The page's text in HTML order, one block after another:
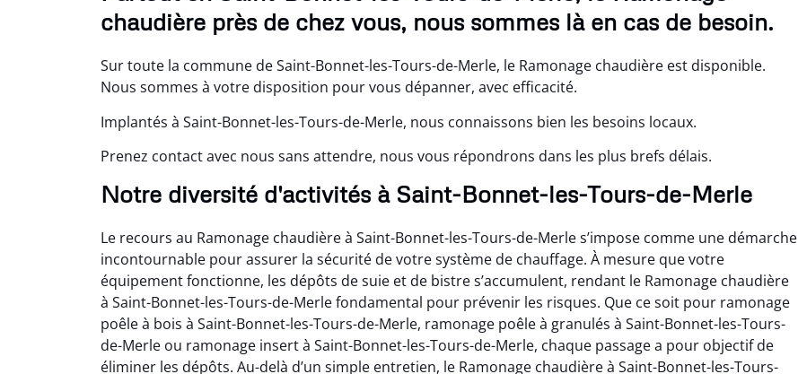
chaudière près de chez vous, nous sommes là en cas de besoin.
Sur toute la commune de Saint-Bonnet-les-Tours-de-Merle, le Ramonage chaudière est disponible.
Nous sommes à votre disposition pour vous dépanner, avec efficacité.
Implantés à Saint-Bonnet-les-Tours-de-Merle, nous connaissons bien les besoins locaux.
Prenez contact avec nous sans attendre, nous vous répondrons dans les plus brefs délais.
Notre diversité d'activités à Saint-Bonnet-les-Tours-de-Merle
Le recours au Ramonage chaudière à Saint-Bonnet-les-Tours-de-Merle s’impose comme une démarche
incontournable pour assurer la sécurité de votre système de chauffage. À mesure que votre
équipement fonctionne, les dépôts de suie et de bistre s’accumulent, rendant le Ramonage chaudière
à Saint-Bonnet-les-Tours-de-Merle fondamental pour prévenir les risques. Que ce soit pour ramonage
poêle à bois à Saint-Bonnet-les-Tours-de-Merle, ramonage poêle à granulés à Saint-Bonnet-les-Tours-
de-Merle ou ramonage insert à Saint-Bonnet-les-Tours-de-Merle, chaque passage a pour objectif de
éliminer les dépôts. Au-delà d’un simple entretien, le Ramonage chaudière à Saint-Bonnet-les-Tours-